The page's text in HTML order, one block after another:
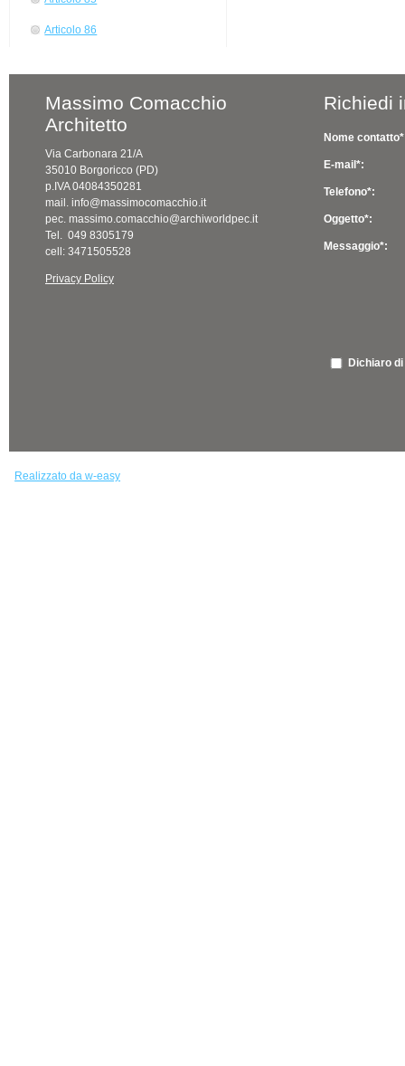
Articolo 86
Massimo Comacchio
Architetto
Via Carbonara 21/A
35010 Borgoricco (PD)
p.IVA 04084350281
mail. info@massimocomacchio.it
pec. massimo.comacchio@archiworldpec.it
Tel. 049 8305179
cell: 3471505528
Privacy Policy
Richiedi
Nome
E-mail*:
Telefono*:
Oggetto*:
Messaggio*:
Dichiaro
Realizzato da w-easy